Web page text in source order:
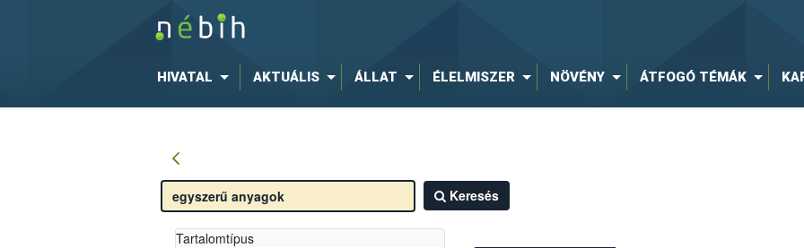
HIVATAL AKTUÁLIS ÁLLAT ÉLELMISZER NÖVÉNY ÁTFOGÓ TÉMÁK
Keresés
Tartalomtípus